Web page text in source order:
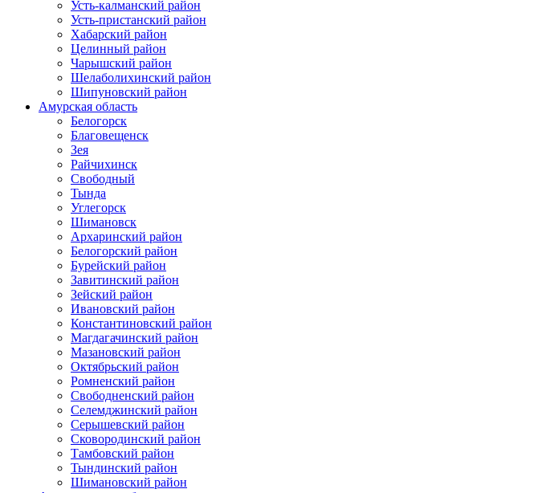
Усть-калманский район
Усть-пристанский район
Хабарский район
Целинный район
Чарышский район
Шелаболихинский район
Шипуновский район
Амурская область
Белогорск
Благовещенск
Зея
Райчихинск
Свободный
Тында
Углегорск
Шимановск
Архаринский район
Белогорский район
Бурейский район
Завитинский район
Зейский район
Ивановский район
Константиновский район
Магдагачинский район
Мазановский район
Октябрьский район
Ромненский район
Свободненский район
Селемджинский район
Серышевский район
Сковородинский район
Тамбовский район
Тындинский район
Шимановский район